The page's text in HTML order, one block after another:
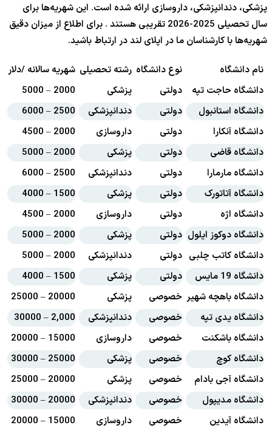
پزشکی، دندانپزشکی، داروسازی ارائه شده است. این شهریه‌ها برای
سال تحصیلی 2025-2026 تقریبی هستند . برای اطلاع از میزان دقیق
شهریه‌ها با کارشناسان ما در اپلای لند در ارتباط باشید.
نام دانشگاه نوع دانشگاه رشته تحصیلی شهریه سالانه /دلار
دانشگاه حاجت تپه
دولتی پزشکی 2000 – 5000
دانشگاه استانبول
دولتی دندانپزشکی 2500 – 6000
دانشگاه آنکارا
دولتی داروسازی 2000 – 4500
دانشگاه قاضی
دولتی پزشکی 2000 – 5000
دانشگاه مارمارا
دولتی دندانپزشکی 2500 – 6000
دانشگاه آتاتورک
دولتی پزشکی 1500 – 4000
دانشگاه اژه
دولتی داروسازی 2000 – 4500
دانشگاه دوکوز ایلول دولتی پزشکی 2000 – 5000
دانشگاه کاتب چلبی دولتی دندانپزشکی 2000 – 5000
دانشگاه 19 مایس
دولتی پزشکی 1500 – 4000
دانشگاه باهچه شهیر خصوصی پزشکی 20000 – 25000
دانشگاه یدی تپه
خصوصی دندانپزشکی 2,000 – 30000
دانشگاه باشکنت
خصوصی داروسازی 15000 – 20000
دانشگاه کوچ
خصوصی پزشکی 25000 – 30000
دانشگاه آجی بادام
خصوصی پزشکی 20000 – 25000
دانشگاه مدیپول
خصوصی دندانپزشکی 20000 – 30000
دانشگاه آیدین
خصوصی داروسازی 15000 – 20000